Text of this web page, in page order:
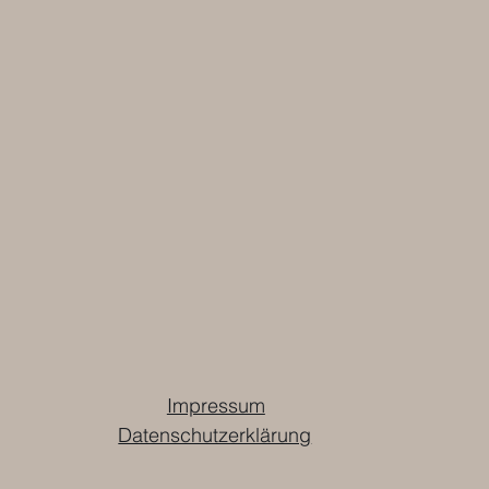
Datenschutzerklärung
Impressum